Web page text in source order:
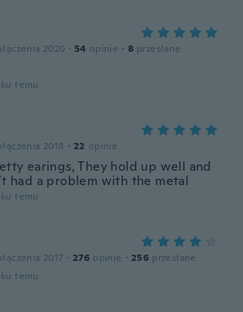
2020 · 54 opinie · 8 przesłane
temu
2018 · 22 opinie
earings, They hold up well and
had a problem with the metal
temu
2017 · 276 opinie · 256 przesłane
temu